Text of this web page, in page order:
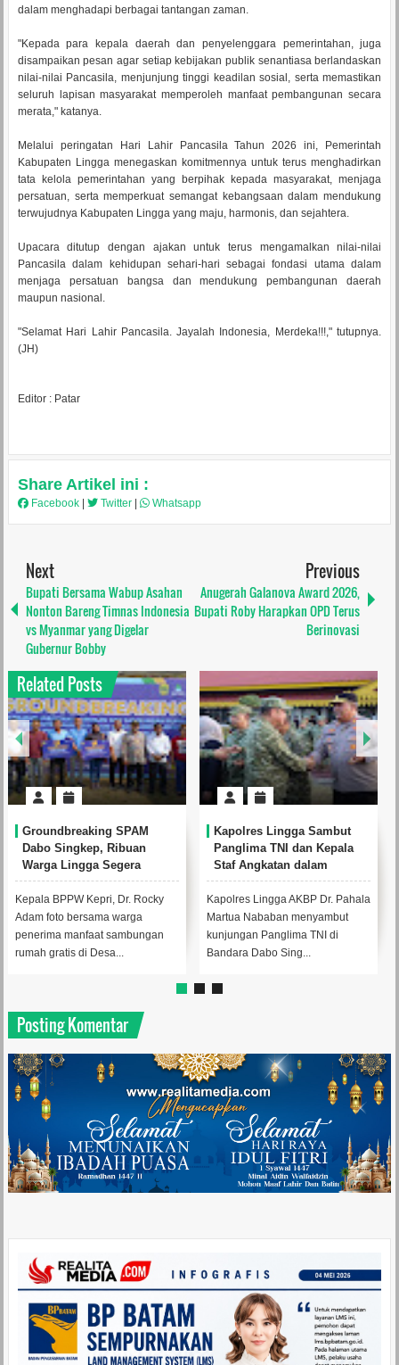
dalam menghadapi berbagai tantangan zaman.
"Kepada para kepala daerah dan penyelenggara pemerintahan, juga
disampaikan pesan agar setiap kebijakan publik senantiasa berlandaskan
nilai-nilai Pancasila, menjunjung tinggi keadilan sosial, serta memastikan
seluruh lapisan masyarakat memperoleh manfaat pembangunan secara
merata," katanya.
Melalui peringatan Hari Lahir Pancasila Tahun 2026 ini, Pemerintah
Kabupaten Lingga menegaskan komitmennya untuk terus menghadirkan
tata kelola pemerintahan yang berpihak kepada masyarakat, menjaga
persatuan, serta memperkuat semangat kebangsaan dalam mendukung
terwujudnya Kabupaten Lingga yang maju, harmonis, dan sejahtera.
Upacara ditutup dengan ajakan untuk terus mengamalkan nilai-nilai
Pancasila dalam kehidupan sehari-hari sebagai fondasi utama dalam
menjaga persatuan bangsa dan mendukung pembangunan daerah
maupun nasional.
"Selamat Hari Lahir Pancasila. Jayalah Indonesia, Merdeka!!!," tutupnya.
(JH)
Editor : Patar
Share Artikel ini :
Facebook | Twitter | Whatsapp
Next
Bupati Bersama Wabup Asahan
Nonton Bareng Timnas Indonesia
vs Myanmar yang Digelar
Gubernur Bobby
Previous
Anugerah Galanova Award 2026,
Bupati Roby Harapkan OPD Terus
Berinovasi
Related Posts
Groundbreaking SPAM
Dabo Singkep, Ribuan
Warga Lingga Segera
Nikmati Akses Air Minum
Aman
Kepala BPPW Kepri, Dr. Rocky
Adam foto bersama warga
penerima manfaat sambungan
rumah gratis di Desa...
Kapolres Lingga Sambut
Panglima TNI dan Kepala
Staf Angkatan dalam
Kunjungan Latihan Operasi
Terintegrasi TNI 2026 di
Dabo Singkep
Kapolres Lingga AKBP Dr. Pahala
Martua Nababan menyambut
kunjungan Panglima TNI di
Bandara Dabo Sing...
Posting Komentar